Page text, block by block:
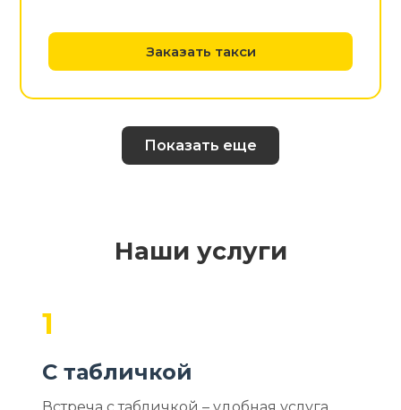
Заказать такси
Показать еще
Наши услуги
1
С табличкой